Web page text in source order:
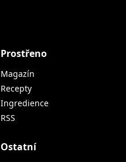
Prostřeno
Magazín
Recepty
Ingredience
RSS
Ostatní